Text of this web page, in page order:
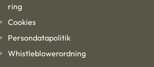
ring
Cookies
Persondatapolitik
Whistleblowerordning